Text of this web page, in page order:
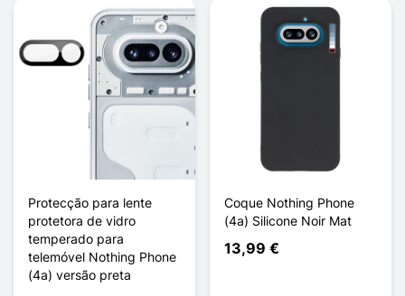
Protecção para lente
protetora de vidro
temperado para
telemóvel Nothing Phone
(4a) versão preta
Coque Nothing Phone
(4a) Silicone Noir Mat
13,99 €